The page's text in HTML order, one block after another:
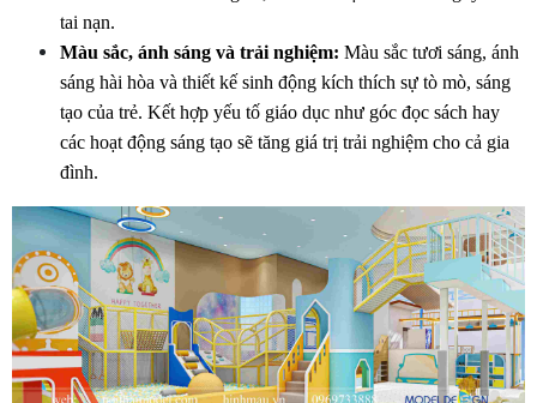
tai nạn.
Màu sắc, ánh sáng và trải nghiệm: Màu sắc tươi sáng, ánh
sáng hài hòa và thiết kế sinh động kích thích sự tò mò, sáng
tạo của trẻ. Kết hợp yếu tố giáo dục như góc đọc sách hay
các hoạt động sáng tạo sẽ tăng giá trị trải nghiệm cho cả gia
đình.